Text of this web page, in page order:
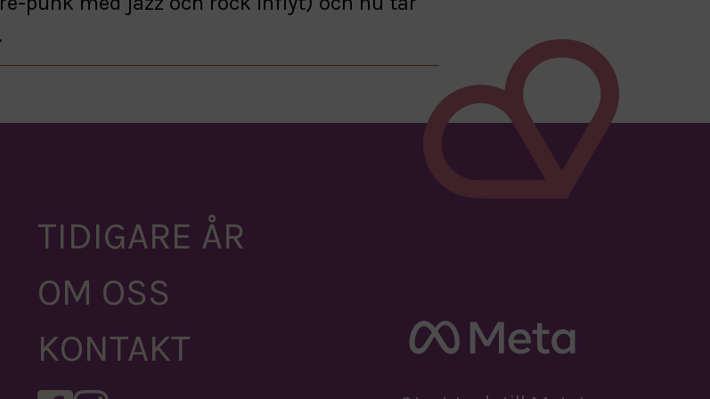
TIDIGARE ÅR
OM OSS
KONTAKT